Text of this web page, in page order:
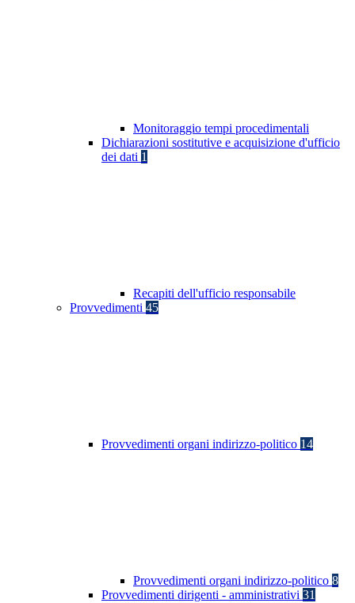
Monitoraggio tempi procedimentali
Dichiarazioni sostitutive e acquisizione d'ufficio
dei dati 1
Recapiti dell'ufficio responsabile
Provvedimenti 45
Provvedimenti organi indirizzo-politico 14
Provvedimenti organi indirizzo-politico 8
Provvedimenti dirigenti - amministrativi 31